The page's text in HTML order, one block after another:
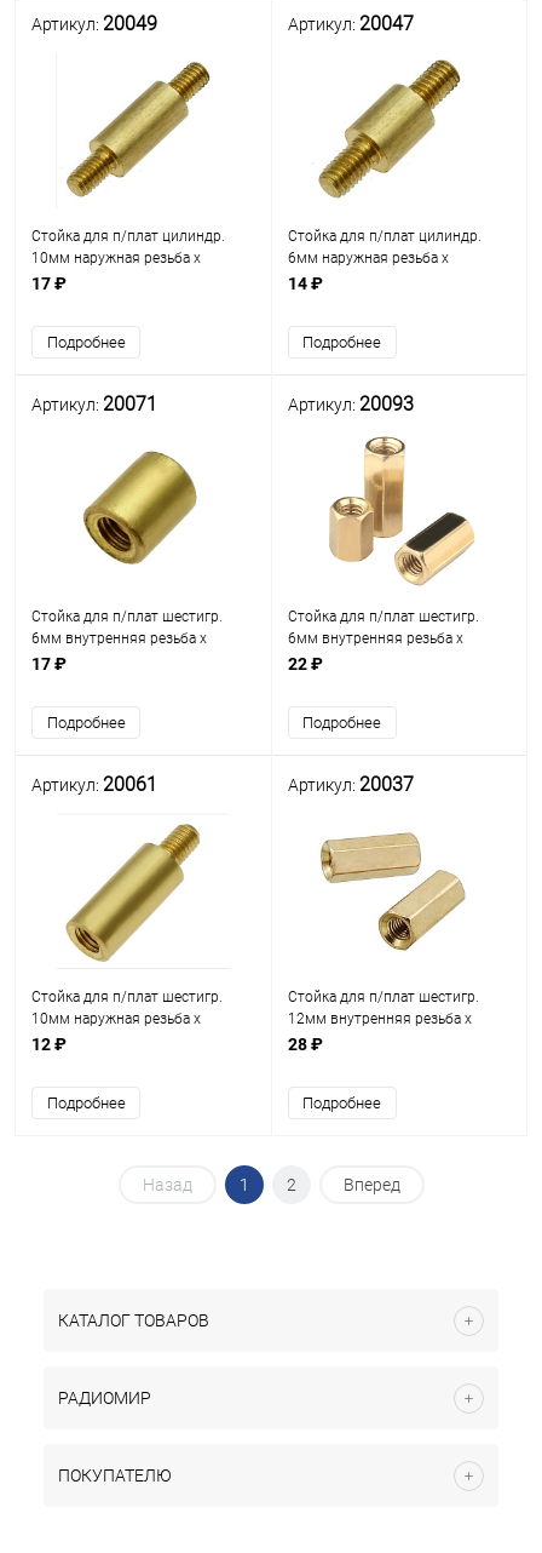
Артикул: 20049
Стойка для п/плат цилиндр.
10мм наружная резьба х
наружная резьба М3мм L=5мм)
17 ₽
Подробнее
Артикул: 20047
Стойка для п/плат цилиндр.
6мм наружная резьба х
наружная резьба М3мм L=5мм)
6)
14 ₽
Подробнее
Артикул: 20071
Стойка для п/плат шестигр.
6мм внутренняя резьба х
внутренняя резьба М3мм)
(PCSS-6)
17 ₽
Подробнее
Артикул: 20093
Стойка для п/плат шестигр.
6мм внутренняя резьба х
внутренняя резьба М4мм)
ключ М5) (HTZ-M4XL-6mm)
22 ₽
Подробнее
Артикул: 20061
Стойка для п/плат шестигр.
10мм наружная резьба х
внутренняя резьба М3мм
D=5.5мм(PCSN-10)
12 ₽
Подробнее
Артикул: 20037
Стойка для п/плат шестигр.
12мм внутренняя резьба х
внутренняя резьба М3мм)
ключ М5) (PCHSS-12)
28 ₽
Подробнее
Назад 1 2 Вперед
КАТАЛОГ ТОВАРОВ
РАДИОМИР
ПОКУПАТЕЛЮ